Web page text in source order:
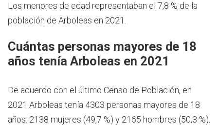
Los menores de edad representaban el 7,8 % de la
población de Arboleas en 2021.
Cuántas personas mayores de 18
años tenía Arboleas en 2021
De acuerdo con el último Censo de Población, en
2021 Arboleas tenía 4303 personas mayores de 18
años: 2138 mujeres (49,7 %) y 2165 hombres (50,3 %).